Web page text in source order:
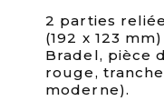
2 parties
(192 x 123
Bradel, pièce
rouge,
moderne).